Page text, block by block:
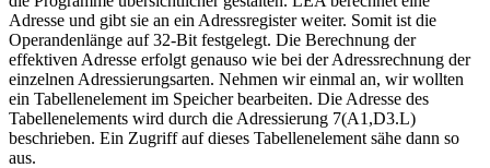
Adresse und gibt sie an ein Adressregister weiter. Somit ist die
Operandenlänge auf 32-Bit festgelegt. Die Berechnung der
effektiven Adresse erfolgt genauso wie bei der Adressrechnung der
einzelnen Adressierungsarten. Nehmen wir einmal an, wir wollten
ein Tabellenelement im Speicher bearbeiten. Die Adresse des
Tabellenelements wird durch die Adressierung 7(A1,D3.L)
beschrieben. Ein Zugriff auf dieses Tabellenelement sähe dann so
aus.